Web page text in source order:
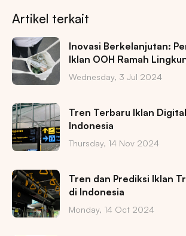
Artikel terkait
Inovasi Berkelanjutan:
Iklan OOH Ramah
Wednesday, 3 Jul 2024
Tren Terbaru Iklan
Indonesia
Thursday, 14 Nov 2024
Tren dan Prediksi Iklan
di Indonesia
Monday, 14 Oct 2024